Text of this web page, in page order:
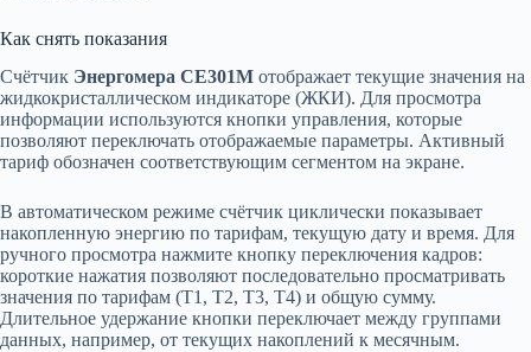
Как снять показания
Счётчик Энергомера CE301M отображает текущие значения на
жидкокристаллическом индикаторе (ЖКИ). Для просмотра
информации используются кнопки управления, которые
позволяют переключать отображаемые параметры. Активный
тариф обозначен соответствующим сегментом на экране.
В автоматическом режиме счётчик циклически показывает
накопленную энергию по тарифам, текущую дату и время. Для
ручного просмотра нажмите кнопку переключения кадров:
короткие нажатия позволяют последовательно просматривать
значения по тарифам (Т1, Т2, Т3, Т4) и общую сумму.
Длительное удержание кнопки переключает между группами
данных, например, от текущих накоплений к месячным.